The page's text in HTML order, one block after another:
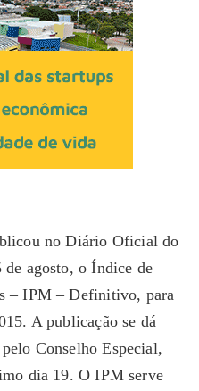
no Diário Oficial do
de agosto, o Índice de
– IPM – Definitivo, para
A publicação se dá
Conselho Especial,
dia 19. O IPM serve